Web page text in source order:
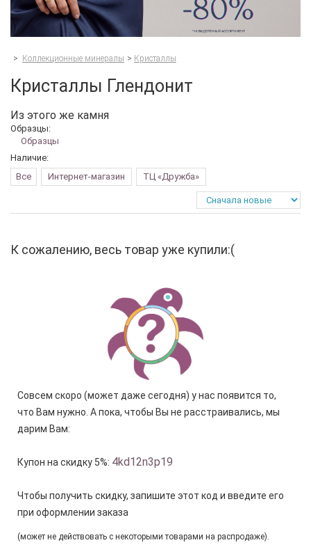
> Коллекционные минералы > Кристаллы
Кристаллы Глендонит
Из этого же камня
Образцы:
Образцы
Наличие:
Все
Интернет-магазин ТЦ «Дружба»
К сожалению, весь товар уже купили:(
Совсем скоро (может даже сегодня) у нас появится то,
что Вам нужно. А пока, чтобы Вы не расстраивались, мы
дарим Вам:
Купон на скидку 5%: 4kd12n3p19
Чтобы получить скидку, запишите этот код и введите его
при оформлении заказа
(может не действовать с некоторыми товарами на распродаже).